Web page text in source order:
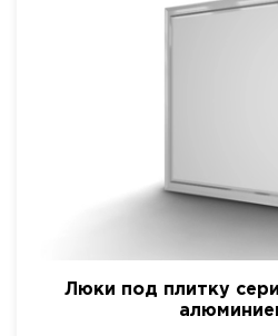
Люки под плитку